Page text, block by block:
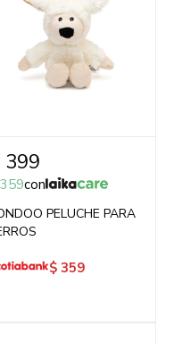
399
359con
PELUCHE PARA
$ 359